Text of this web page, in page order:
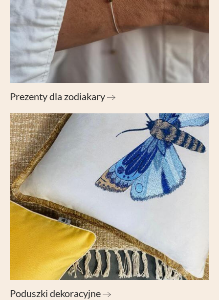
Prezenty dla zodiakary
Poduszki dekoracyjne